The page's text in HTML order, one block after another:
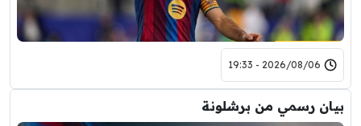
2026/08/06 - 19:33
بيان رسمي من برشلونة